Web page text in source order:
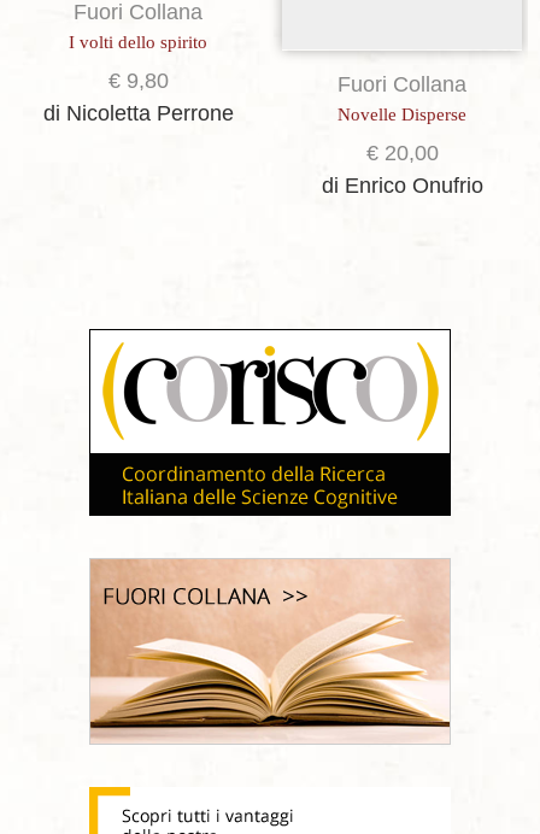
Fuori Collana
I volti dello spirito
€9,80
di Nicoletta Perrone
Fuori Collana
Novelle Disperse
€20,00
di Enrico Onufrio